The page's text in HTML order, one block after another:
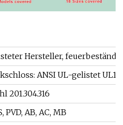
Hersteller,
ANSI UL-gelistet
201.304.316
PVD, AB, AC, MB